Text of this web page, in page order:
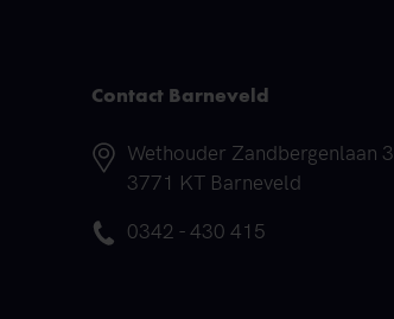
Contact Barneveld
Adres
Wethouder Zandbergenlaan 3
3771 KT Barneveld
Telefoonnummer
0342 - 430 415